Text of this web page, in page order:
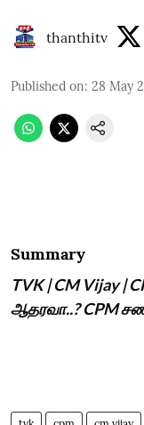
thanthitv
Published on: 28 May
Summary
TVK | CM Vijay |
ஆதரவா..? CPM